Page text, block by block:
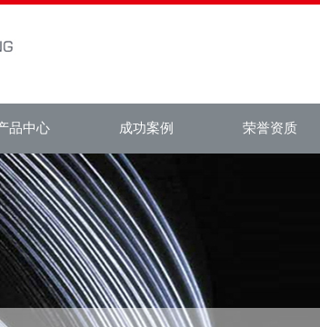
品中心 成功案例 荣誉资质